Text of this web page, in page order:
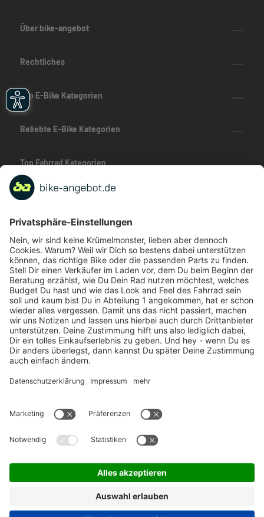
Über bike-angebot
Rechtliches
Top E-Bike Kategorien
Beliebte E-Bike Kategorien
Top Fahrrad Kategorien
Beliebte Fahrrad-Kategorien
Marken-Highlights
TOP-Marken
ZAHLUNGSARTEN / RATENKAUF
FÜR ARBEITGEBER & ARBEITNEHMER